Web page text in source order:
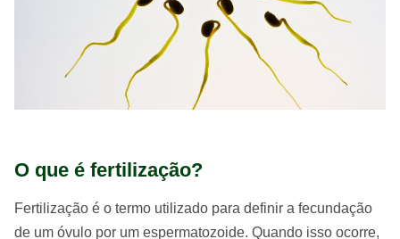
O que é fertilização?
Fertilização é o termo utilizado para definir a fecundação
de um óvulo por um espermatozoide. Quando isso ocorre,